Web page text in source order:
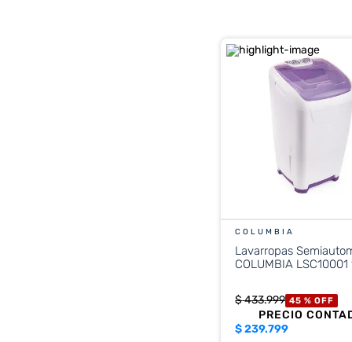
COLUMBIA
Lavarropas
COLUMBIA LSC10001
$433.999 45 % OFF
PRECIO
$239.799